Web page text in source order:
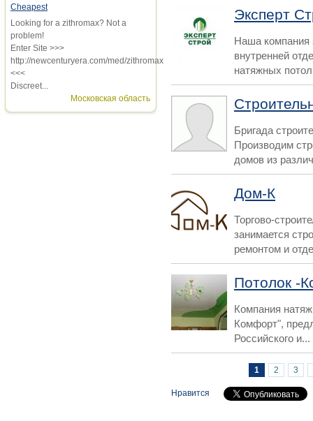
Cheapest
Looking for a zithromax? Not a
problem!
Enter Site >>>
http://newcenturyera.com/med/zithromax
<<<
Discreet...
Московская область
Эксперт
Наша компания
внутренней
натяжных
Бригада
Производим
домов из
Дом-К
Торгово-
занимается
ремонтом и
Потолок -
Компания
Комфорт",
Российского и...
1 2 3
Нравится